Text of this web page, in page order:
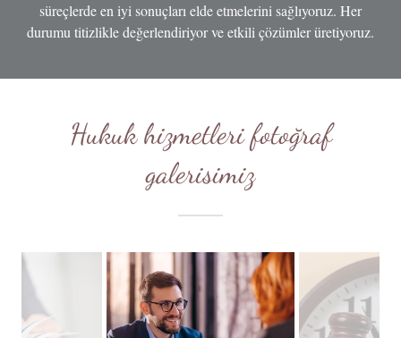
süreçlerde en iyi sonuçları elde etmelerini sağlıyoruz. Her
durumu titizlikle değerlendiriyor ve etkili çözümler üretiyoruz.
Hukuk hizmetleri fotoğraf
galerisimiz